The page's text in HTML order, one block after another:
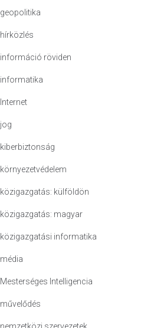
geopolitika
hírközlés
információ röviden
informatika
Internet
jog
kiberbiztonság
környezetvédelem
közigazgatás: külföldön
közigazgatás: magyar
közigazgatási informatika
média
Mesterséges Intelligencia
művelődés